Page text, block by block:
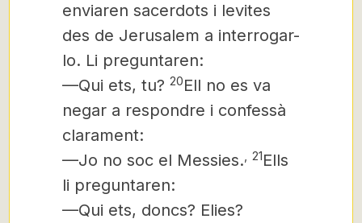
enviaren sacerdots i levites
des de Jerusalem a interrogar-
lo. Li preguntaren:
—Qui ets, tu? 20Ell no es va
negar a respondre i confessà
clarament:
—Jo no soc el Messies. 21Ells
li preguntaren:
—Qui ets, doncs? Elies?